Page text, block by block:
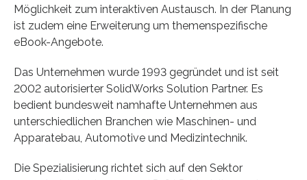
Möglichkeit zum interaktiven Austausch. In der Planung
ist zudem eine Erweiterung um themenspezifische
eBook-Angebote.
Das Unternehmen wurde 1993 gegründet und ist seit
2002 autorisierter SolidWorks Solution Partner. Es
bedient bundesweit namhafte Unternehmen aus
unterschiedlichen Branchen wie Maschinen- und
Apparatebau, Automotive und Medizintechnik.
Die Spezialisierung richtet sich auf den Sektor